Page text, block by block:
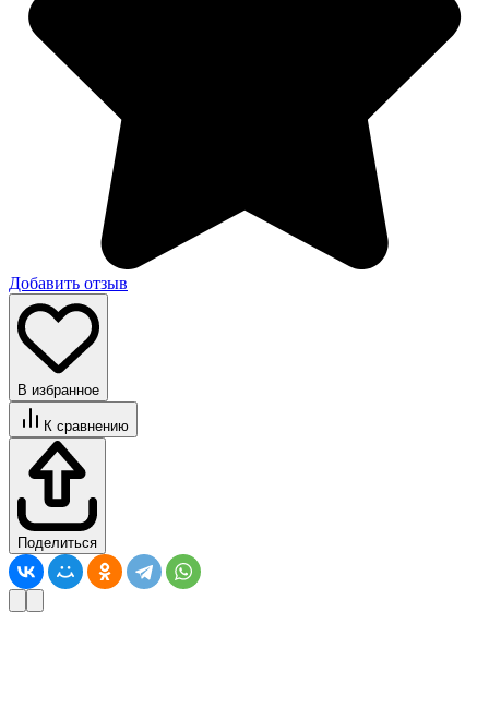
Добавить отзыв
В избранное
К сравнению
Поделиться